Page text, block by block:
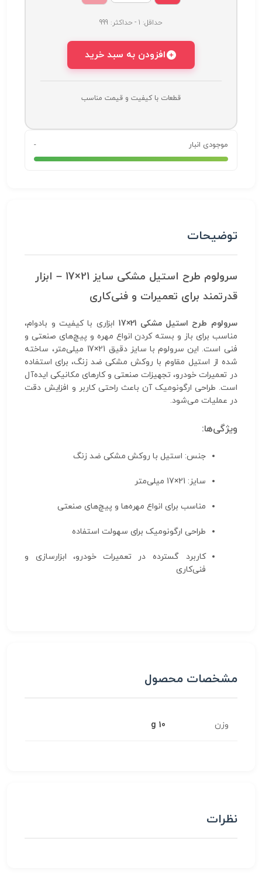
حداقل: 1 - حداکثر: 999
افزودن به سبد خرید
قطعات با کیفیت و قیمت مناسب
موجودی انبار -
توضیحات
سرولوم طرح استیل مشکی سایز 21×17 – ابزار
قدرتمند برای تعمیرات و فنی‌کاری
سرولوم طرح استیل مشکی 21×17
ابزاری با کیفیت و بادوام،
مناسب برای باز و بسته کردن انواع مهره و پیچ‌های صنعتی و
فنی است. این سرولوم با سایز دقیق 21×17 میلی‌متر، ساخته
شده از استیل مقاوم با روکش مشکی ضد زنگ، برای استفاده
در تعمیرات خودرو، تجهیزات صنعتی و کارهای مکانیکی ایده‌آل
است. طراحی ارگونومیک آن باعث راحتی کاربر و افزایش دقت
در عملیات می‌شود.
ویژگی‌ها:
جنس: استیل با روکش مشکی ضد زنگ
سایز: 21×17 میلی‌متر
مناسب برای انواع مهره‌ها و پیچ‌های صنعتی
طراحی ارگونومیک برای سهولت استفاده
کاربرد گسترده در تعمیرات خودرو، ابزارسازی و
فنی‌کاری
مشخصات محصول
وزن 10 g
نظرات